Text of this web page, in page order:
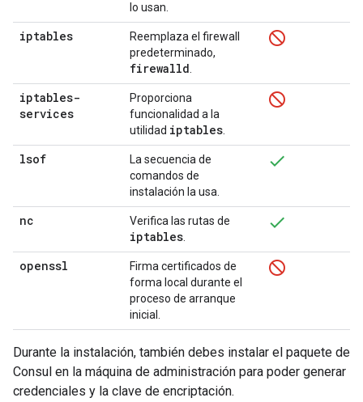
lo usan.
iptables
Reemplaza el firewall
predeterminado,
firewalld
iptables-
services
Proporciona
funcionalidad a la
utilidad iptables
lsof
La secuencia de
comandos de
instalación la usa.
nc Verifica las rutas de
iptables
openssl
Firma certificados de
forma local durante el
proceso de arranque
inicial.
Durante la instalación, también debes instalar el paquete de
Consul en la máquina de administración para poder generar
credenciales y la clave de encriptación.